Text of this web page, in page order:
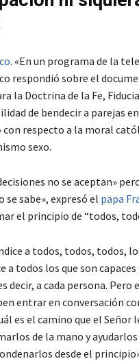
. «En un programa de la
respondió sobre el
la Doctrina de la Fe,
de bendecir a parejas
con respecto a la moral
sexo.
no se aceptan»
se sabe», expresó el papa
el principio de “todos,
a todos, todos, todos,
a todos los que son capaces
decir, a cada persona. Pero
entrar en conversación
es el camino que el Señor
de la mano y
desde el